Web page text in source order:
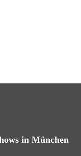
in München